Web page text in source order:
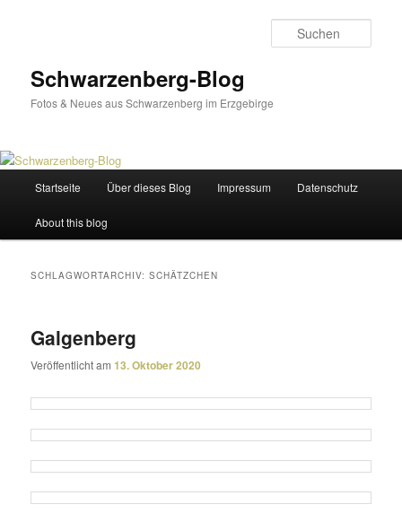
Schwarzenberg-Blog
Fotos & Neues aus Schwarzenberg im Erzgebirge
Startseite Über dieses Blog Impressum Datenschutz
About this blog
SCHLAGWORTARCHIV:SCHÄTZCHEN
Galgenberg
Veröffentlicht am13. Oktober 2020